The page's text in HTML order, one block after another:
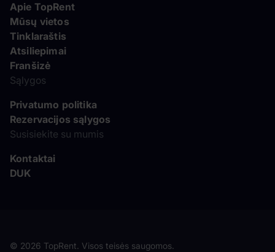
Apie TopRent
Mūsų vietos
Tinklaraštis
Atsiliepimai
Franšizė
Sąlygos
Privatumo politika
Rezervacijos sąlygos
Susisiekite su mumis
Kontaktai
DUK
© 2026 TopRent. Visos teisės saugomos.